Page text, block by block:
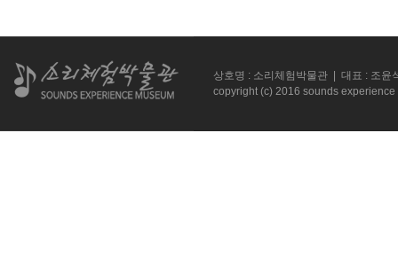
상호명 : 소리체험박물관 | 대표 : 조
copyright (c) 2016 sounds